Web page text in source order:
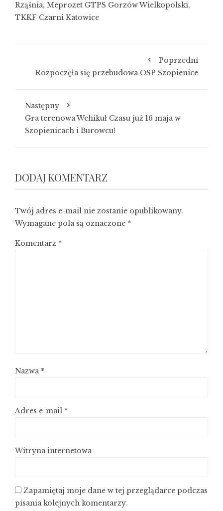
Rząśnia, Meprozet GTPS Gorzów Wielkopolski,
TKKF Czarni Katowice
Poprzedni
Rozpoczęła się przebudowa OSP Szopienice
Następny
Gra terenowa Wehikuł Czasu już 16 maja w
Szopienicach i Burowcu!
DODAJ KOMENTARZ
Twój adres e-mail nie zostanie opublikowany.
Wymagane pola są oznaczone *
Komentarz *
Nazwa *
Adres e-mail *
Witryna internetowa
Zapamiętaj moje dane w tej przeglądarce podczas
pisania kolejnych komentarzy.